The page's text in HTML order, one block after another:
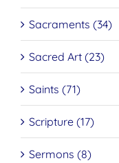
Sacraments (34)
Sacred Art (23)
Saints (71)
Scripture (17)
Sermons (8)